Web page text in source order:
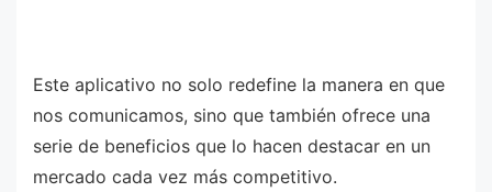
Este aplicativo no solo redefine la manera en que
nos comunicamos, sino que también ofrece una
serie de beneficios que lo hacen destacar en un
mercado cada vez más competitivo.